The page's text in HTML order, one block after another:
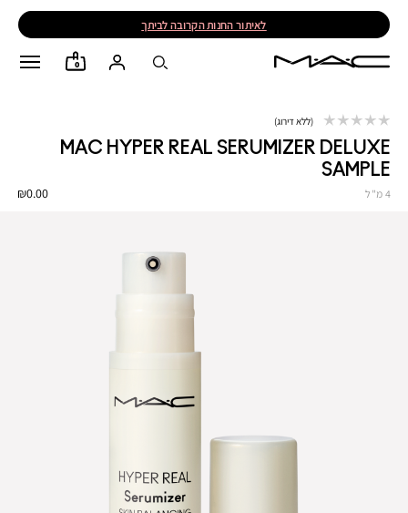
לאיתור החנות הקרובה לביתך
0
MAC HYPER REAL SERUMIZER DELUXE
SAMPLE
₪0.00 4 מ"ל
ללא דירוג